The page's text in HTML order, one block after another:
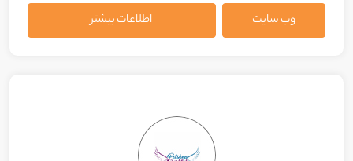
وب سایت اطلاعات بیشتر